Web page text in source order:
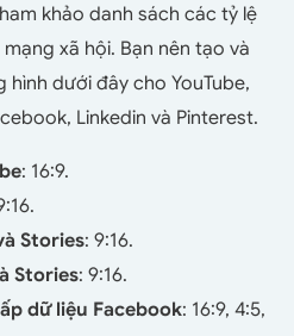
khảo danh sách các tỷ lệ
xã hội. Bạn nên tạo và
hình dưới đây cho YouTube,
Linkedin và Pinterest.
: 16:9.
Stories: 9:16.
Stories: 9:16.
dữ liệu Facebook: 16:9, 4:5,